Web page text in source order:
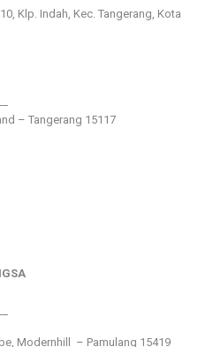
Klp. Indah, Kec. Tangerang, Kota
– Tangerang 15117
Modernhill – Pamulang 15419